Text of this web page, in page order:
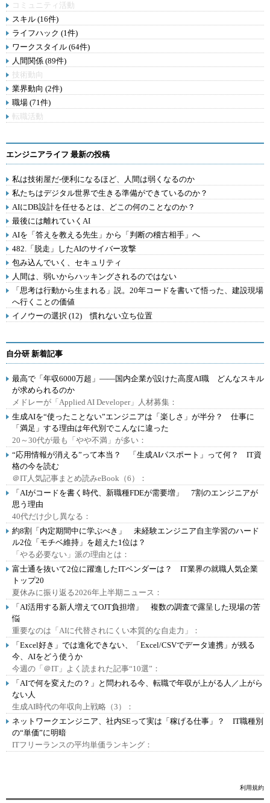
コミュニティ活動
スキル (16件)
ライフハック (1件)
ワークスタイル (64件)
人間関係 (89件)
技術動向
業界動向 (2件)
職場 (71件)
転職活動
エンジニアライフ 最新の投稿
私は技術屋だ-便利になるほど、人間は弱くなるのか
私たちはデジタル世界で生きる準備ができているのか？
AIにDB設計を任せるとは、どこの何のことなのか？
最後には離れていくAI
AIを「答えを教える先生」から「判断の稽古相手」へ
482.「脱走」したAIのサイバー攻撃
包み込んでいく、セキュリティ
人間は、弱いからハッキングされるのではない
「思考は行動から生まれる」説。20年コードを書いて悟った、建設現場
へ行くことの価値
イノウーの選択 (12) 慣れない立ち位置
自分研 新着記事
最高で「年収6000万超」――国内企業が設けた高度AI職 どんなスキル
が求められるのか
メドレーが「Applied AI Developer」人材募集：
生成AIを“使ったことない”エンジニアは「楽しさ」が半分？ 仕事に
「満足」する理由は年代別でこんなに違った
20～30代が最も「やや不満」が多い：
“応用情報が消える”って本当？ 「生成AIパスポート」って何？ IT資
格の今を読む
＠IT人気記事まとめ読みeBook（6）：
「AIがコードを書く時代、新職種FDEが需要増」 7割のエンジニアが
思う理由
40代だけ少し異なる：
約8割「内定期間中に学ぶべき」 未経験エンジニア自主学習のハード
ル2位「モチベ維持」を超えた1位は？
「やる必要ない」派の理由とは：
富士通を抜いて2位に躍進したITベンダーは？ IT業界の就職人気企業
トップ20
夏休みに振り返る2026年上半期ニュース：
「AI活用する新人増えてOJT負担増」 複数の調査で露呈した現場の苦
悩
重要なのは「AIに代替されにくい本質的な自走力」：
「Excel好き」では進化できない、「Excel/CSVでデータ連携」が残る
今、AIをどう使うか
今週の「＠IT」よく読まれた記事“10選”：
「AIで何を変えたの？」と問われる今、転職で年収が上がる人／上がら
ない人
生成AI時代の年収向上戦略（3）：
ネットワークエンジニア、社内SEって実は「稼げる仕事」？ IT職種別
の“単価”に明暗
ITフリーランスの平均単価ランキング：
利用規約